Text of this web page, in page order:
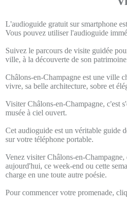
L'audioguide gratuit sur smartphone
Vous pouvez utiliser l'audioguide
Suivez le parcours de visite guidée
ville, à la découverte de son
Châlons-en-Champagne est une ville
vivre, sa belle architecture, sobre et
Visiter Châlons-en-Champagne, c'est
musée à ciel ouvert.
Cet audioguide est un véritable guide
sur votre téléphone portable.
Venez visiter Châlons-en-
aujourd'hui, ce week-end ou cette
charge en une toute autre poésie.
Pour commencer votre promenade,